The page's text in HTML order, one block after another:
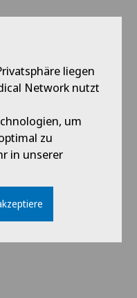
liegen
Network nutzt
um
zu
in unserer